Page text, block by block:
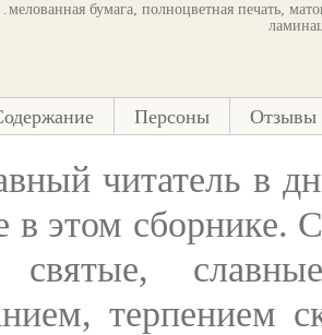
мелованная бумага, полноцветная печать,
Персоны Отзывы
читатель в
в этом
святые,
терпением